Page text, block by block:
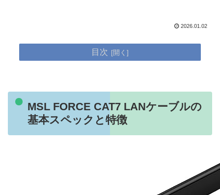
2026.01.02
目次
MSL FORCE CAT7 LANケーブルの
基本スペックと特徴